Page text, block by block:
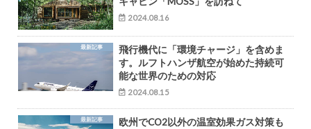
2024.08.16
最新記事
飛行機代に「環境チャージ」を含めま
す。ルフトハンザ航空が始めた持続可
能な世界のための対応
2024.08.15
最新記事
欧州でCO2以外の温室効果ガス対策も